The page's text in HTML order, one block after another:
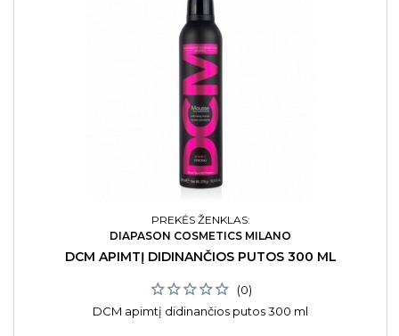
PREKĖS ŽENKLAS:
DIAPASON COSMETICS MILANO
DCM APIMTĮ DIDINANČIOS PUTOS 300 ML
(0)
DCM apimtį didinančios putos 300 ml